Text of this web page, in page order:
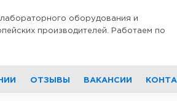
оборудования и
производителей. Работаем по
ОТЗЫВЫ ВАКАНСИИ